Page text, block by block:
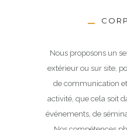
Nous proposons un
extérieur ou sur site,
de communication
activité, que cela soit
événements, de